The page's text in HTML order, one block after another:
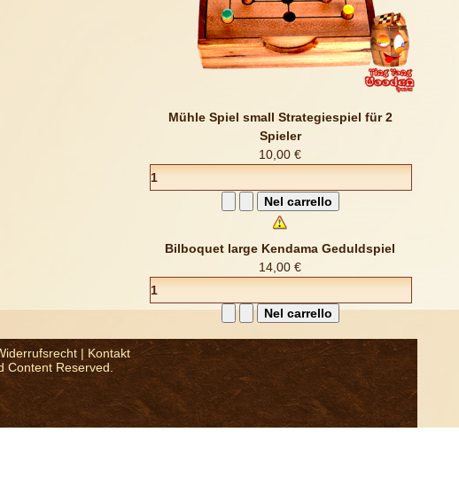
Mühle Spiel small Strategiespiel für 2
Spieler
10,00 €
Bilboquet large Kendama Geduldspiel
14,00 €
|Kontakt
Content Reserved.